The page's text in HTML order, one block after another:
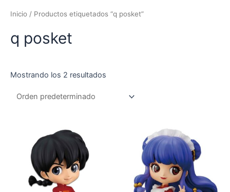
Inicio / Productos etiquetados “q posket”
q posket
Mostrando los 2 resultados